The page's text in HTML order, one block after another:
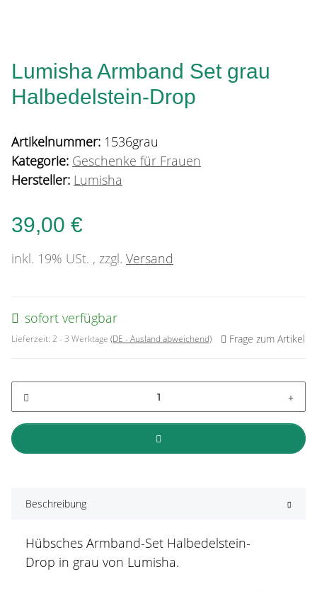
Lumisha Armband Set grau
Halbedelstein-Drop
Artikelnummer: 1536grau
Kategorie: Geschenke für Frauen
Hersteller: Lumisha
39,00 €
inkl. 19% USt. , zzgl. Versand
sofort verfügbar
Lieferzeit: 2 - 3 Werktage (DE - Ausland abweichend) Frage zum Artikel
Beschreibung
Hübsches Armband-Set Halbedelstein-
Drop in grau von Lumisha.